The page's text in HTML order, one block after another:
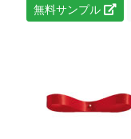
無料サンプル